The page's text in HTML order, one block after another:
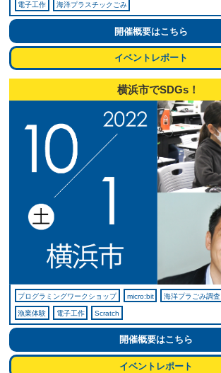
電子工作 海洋プラスチックごみ
開催概要はこちら
イベントレポート
横浜市でSDGs！
プログラミングワークショップ micro:bit 海洋プラごみ調査
漁業体験 電子工作 Scratch
開催概要はこちら
イベントレポート